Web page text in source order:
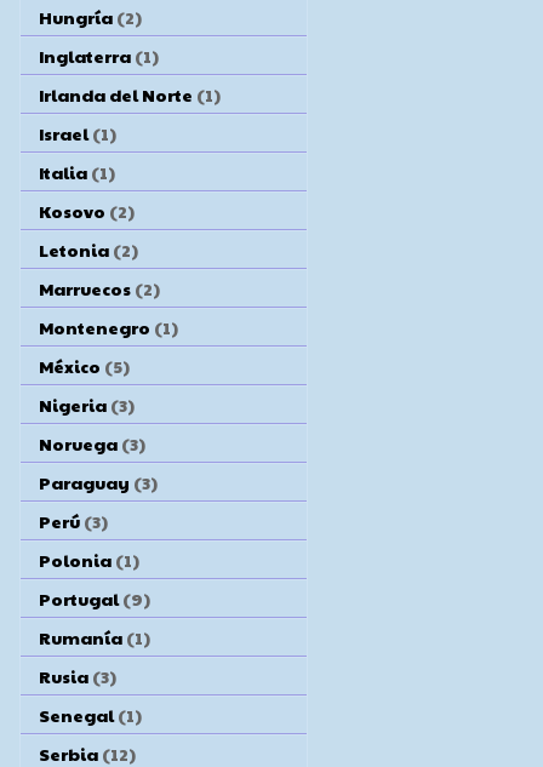
Hungría (2)
Inglaterra (1)
Irlanda del Norte (1)
Israel (1)
Italia (1)
Kosovo (2)
Letonia (2)
Marruecos (2)
Montenegro (1)
México (5)
Nigeria (3)
Noruega (3)
Paraguay (3)
Perú (3)
Polonia (1)
Portugal (9)
Rumanía (1)
Rusia (3)
Senegal (1)
Serbia (12)